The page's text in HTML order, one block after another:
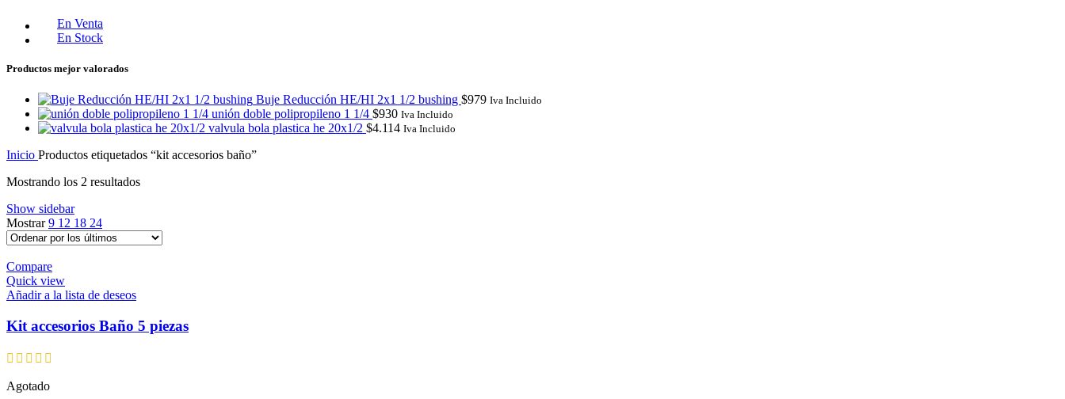
En Venta
En Stock
Productos mejor valorados
Buje Reducción HE/HI 2x1 1/2 bushing $979 Iva Incluido
unión doble polipropileno 1 1/4 $930 Iva Incluido
valvula bola plastica he 20x1/2 $4.114 Iva Incluido
Inicio Productos etiquetados “kit accesorios baño”
Mostrando los 2 resultados
Show sidebar
Mostrar9 12 18 24
Compare
Quick view
Añadir a la lista de deseos
Kit accesorios Baño 5 piezas
Agotado